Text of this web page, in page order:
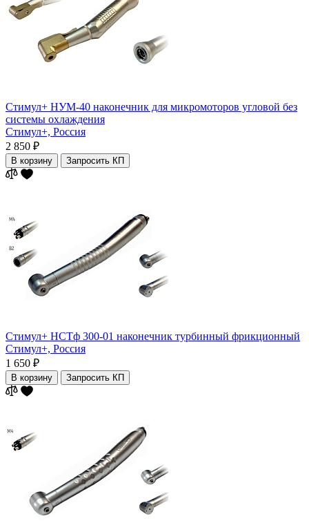
Стимул+ НУМ-40 наконечник для микромоторов угловой без
системы охлаждения
Стимул+, Россия
2 850 ₽
В корзину Запросить КП
Стимул+ НСТф 300-01 наконечник турбинный фрикционный
Стимул+, Россия
1 650 ₽
В корзину Запросить КП